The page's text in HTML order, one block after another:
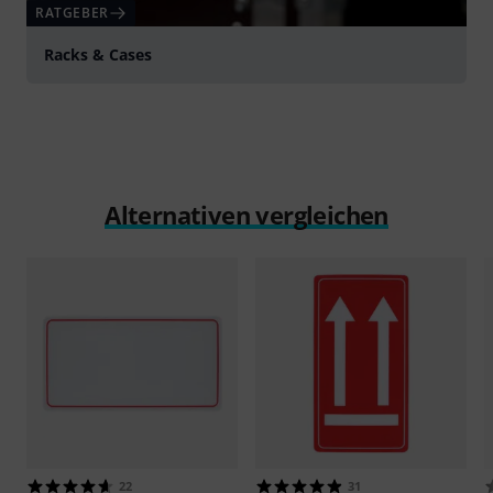
RATGEBER
Racks & Cases
Alternativen vergleichen
22 31